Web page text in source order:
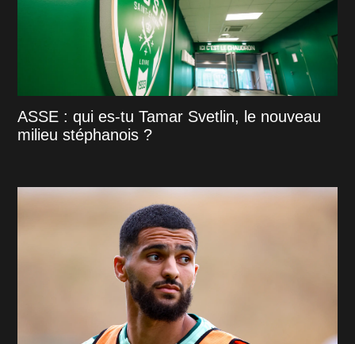
ASSE : qui es-tu Tamar Svetlin, le nouveau
milieu stéphanois ?